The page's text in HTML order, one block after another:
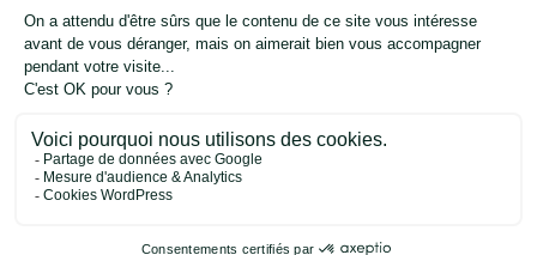
Les déchets Valorisés
Blog
FAQ
Onesty